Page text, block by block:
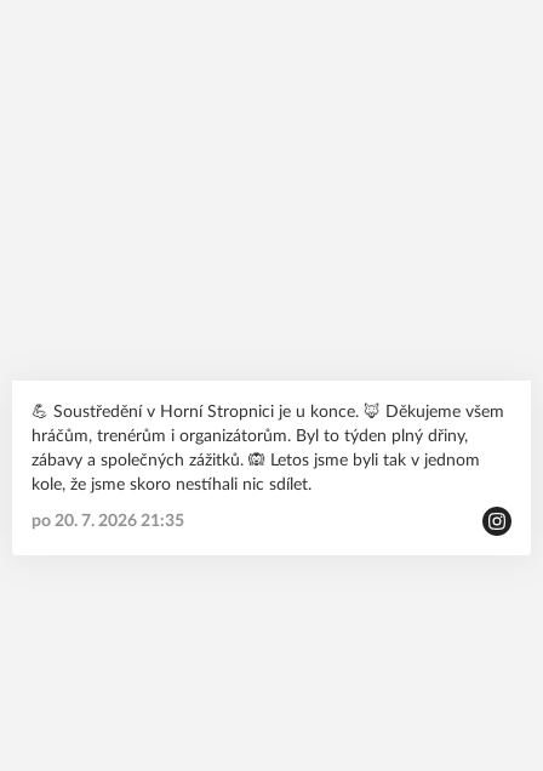
💪 Soustředění v Horní Stropnici je u konce. 🦊 Děkujeme všem
hráčům, trenérům i organizátorům. Byl to týden plný dřiny,
zábavy a společných zážitků. 🙉 Letos jsme byli tak v jednom
kole, že jsme skoro nestíhali nic sdílet.
po 20. 7. 2026 21:35